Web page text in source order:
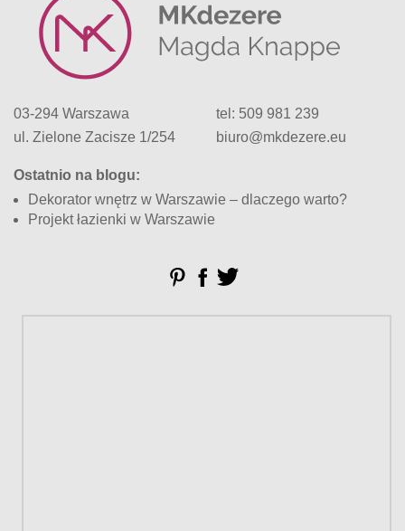
03-294 Warszawa
ul. Zielone Zacisze 1/254
tel: 509 981 239
biuro@mkdezere.eu
Ostatnio na blogu:
Dekorator wnętrz w Warszawie – dlaczego warto?
Projekt łazienki w Warszawie